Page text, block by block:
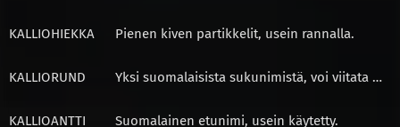
KALLIOHIEKKA Pienen kiven partikkelit, usein rannalla.
KALLIORUND Yksi suomalaisista sukunimistä, voi viitata …
KALLIOANTTI Suomalainen etunimi, usein käytetty.